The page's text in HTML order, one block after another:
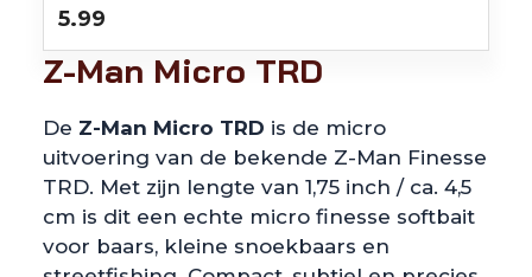
5.99
Z-Man Micro TRD
De Z-Man Micro TRD is de micro
uitvoering van de bekende Z-Man Finesse
TRD. Met zijn lengte van 1,75 inch / ca. 4,5
cm is dit een echte micro finesse softbait
voor baars, kleine snoekbaars en